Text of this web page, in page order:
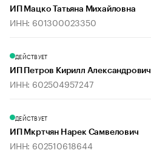
ИП Мацко Татьяна Михайловна
ИНН: 601300023350
ДЕЙСТВУЕТ
ИП Петров Кирилл Александрович
ИНН: 602504957247
ДЕЙСТВУЕТ
ИП Мкртчян Нарек Самвелович
ИНН: 602510618644